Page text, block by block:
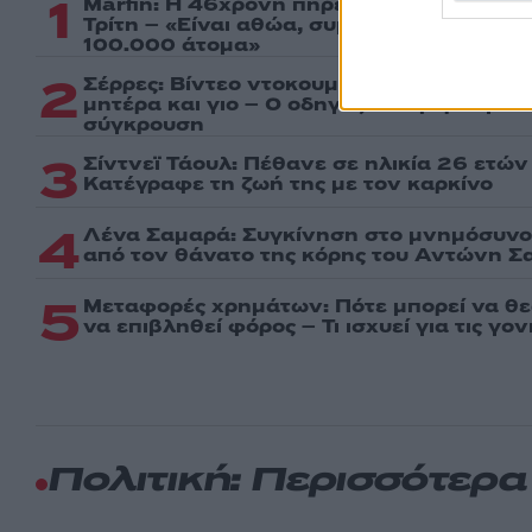
1 Τρίτη – «Είναι αθώα, συμμετείχε στη
100.000 άτομα»
2 Σέρρες: Βίντεο ντοκουμέντο από το
μητέρα και γιο – Ο οδηγός του φορτηγού
σύγκρουση
3 Σίντνεϊ Τάουλ: Πέθανε σε ηλικία 26
Kατέγραφε τη ζωή της με τον καρκίνο
4Λένα Σαμαρά: Συγκίνηση στο
από τον θάνατο της κόρης του Αντώνη
5 Μεταφορές χρημάτων: Πότε μπορεί να
να επιβληθεί φόρος – Τι ισχυεί για τις
Πολιτική: